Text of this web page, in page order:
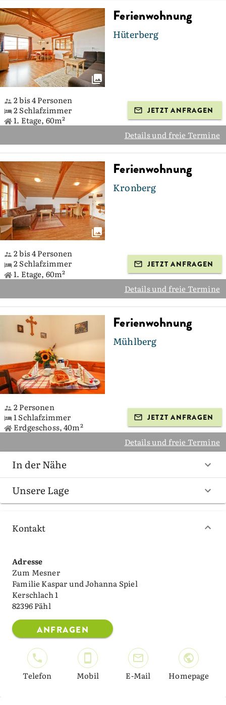
Ferienwohnung
Hüterberg
2 bis 4 Personen
2 Schlafzimmer
1. Etage, 60m²
JETZT ANFRAGEN
Details und freie Termine
Ferienwohnung
Kronberg
2 bis 4 Personen
2 Schlafzimmer
1. Etage, 60m²
JETZT ANFRAGEN
Details und freie Termine
Ferienwohnung
Mühlberg
2 Personen
1 Schlafzimmer
Erdgeschoss, 40m²
JETZT ANFRAGEN
Details und freie Termine
In der Nähe
Unsere Lage
Kontakt
Adresse
Zum Mesner
Familie Kaspar und Johanna Spiel
Kerschlach 1
82396 Pähl
ANFRAGEN
Telefon Mobil E-Mail Homepage